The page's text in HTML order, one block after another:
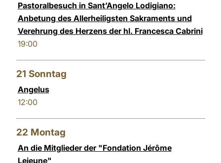
Pastoralbesuch in Sant’Angelo Lodigiano:
Anbetung des Allerheiligsten Sakraments und
Verehrung des Herzens der hl. Francesca Cabrini
19:00
21 Sonntag
Angelus
12:00
22 Montag
An die Mitglieder der "Fondation Jérôme
Lejeune"